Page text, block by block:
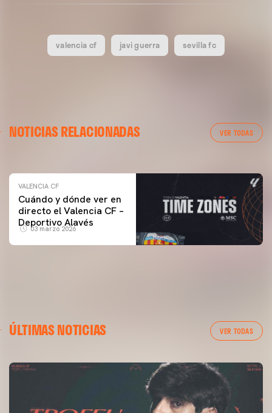
valencia cf javi guerra sevilla fc
NOTICIAS RELACIONADAS VER TODAS
ENTRENAMIENTO DEL VALENCIA CF 04/03/26
VALENCIA CF
Cuándo y dónde ver en
directo el Valencia CF –
Deportivo Alavés
03 marzo 2026
ÚLTIMAS NOTICIAS VER TODAS